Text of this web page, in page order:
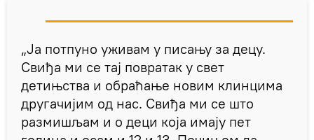
„Ја потпуно уживам у писању за децу.
Свиђа ми се тај повратак у свет
детињства и обраћање новим клинцима
другачијим од нас. Свиђа ми се што
размишљам и о деци која имају пет